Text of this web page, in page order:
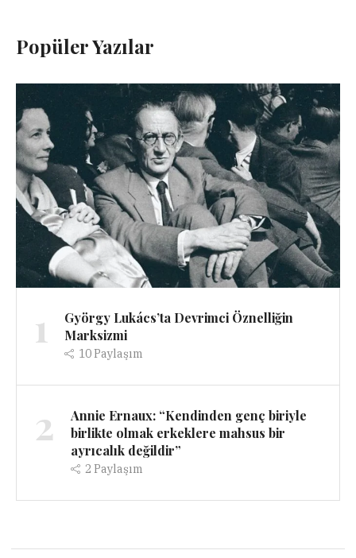
Popüler Yazılar
1
György Lukács’ta Devrimci Öznelliğin
Marksizmi
10Paylaşım
2
Annie Ernaux: “Kendinden genç biriyle
birlikte olmak erkeklere mahsus bir
ayrıcalık değildir”
2 Paylaşım